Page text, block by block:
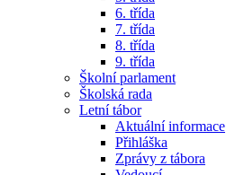
6. třída
7. třída
8. třída
9. třída
Školní parlament
Školská rada
Letní tábor
Aktuální informace
Přihláška
Zprávy z tábora